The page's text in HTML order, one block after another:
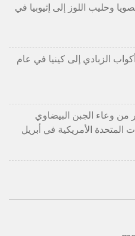
وحليب اللوز إلى إثيوبيا في
الزبادي إلى كينيا في عام
2000 لتر من وعاء الجبن البيضاوي
المتحدة الأمريكية في أبريل